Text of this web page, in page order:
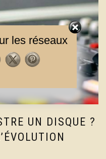
UN DISQUE ?
les réseaux